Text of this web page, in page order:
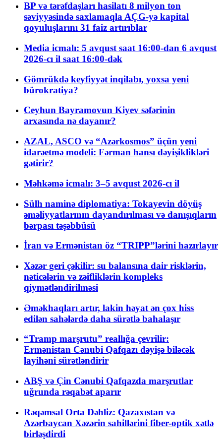
BP və tərəfdaşları hasilatı 8 milyon ton
səviyyəsində saxlamaqla AÇG-yə kapital
qoyuluşlarını 31 faiz artırıblar
Media icmalı: 5 avqust saat 16:00-dan 6 avqust
2026-cı il saat 16:00-dək
Gömrükdə keyfiyyət inqilabı, yoxsa yeni
bürokratiya?
Ceyhun Bayramovun Kiyev səfərinin
arxasında nə dayanır?
AZAL, ASCO və “Azərkosmos” üçün yeni
idarəetmə modeli: Fərman hansı dəyişiklikləri
gətirir?
Məhkəmə icmalı: 3–5 avqust 2026-cı il
Sülh naminə diplomatiya: Tokayevin döyüş
əməliyyatlarının dayandırılması və danışıqların
bərpası təşəbbüsü
İran və Ermənistan öz “TRIPP”lərini hazırlayır
Xəzər geri çəkilir: su balansına dair risklərin,
nəticələrin və zəifliklərin kompleks
qiymətləndirilməsi
Əməkhaqları artır, lakin həyat ən çox hiss
edilən sahələrdə daha sürətlə bahalaşır
“Tramp marşrutu” reallığa çevrilir:
Ermənistan Cənubi Qafqazı dəyişə biləcək
layihəni sürətləndirir
ABŞ və Çin Cənubi Qafqazda marşrutlar
uğrunda rəqabət aparır
Rəqəmsal Orta Dəhliz: Qazaxıstan və
Azərbaycan Xəzərin sahillərini fiber-optik xətlə
birləşdirdi